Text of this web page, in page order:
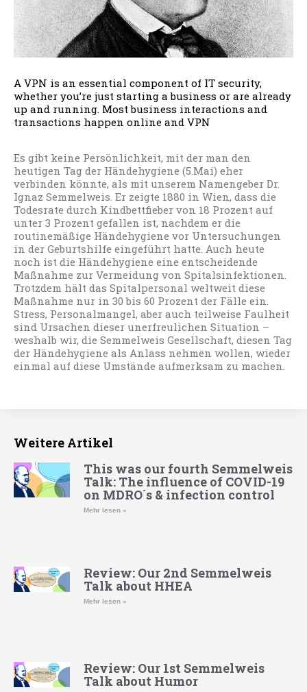
A VPN is an essential component of IT security,
whether you’re just starting a business or are already
up and running. Most business interactions and
transactions happen online and VPN
Es gibt keine Persönlichkeit, mit der man den
heutigen Tag der Händehygiene (5.Mai) eher
verbinden könnte, als mit unserem Namengeber Dr.
Ignaz Semmelweis. Er zeigte 1880 in Wien, dass die
Todesrate durch Kindbettfieber von 18 Prozent auf
unter 3 Prozent gefallen ist, nachdem er die
routinemäßige Händehygiene vor Untersuchungen
in der Geburtshilfe eingeführt hatte. Auch heute
noch ist die Händehygiene eine entscheidende
Maßnahme zur Vermeidung von Spitalsinfektionen.
Trotzdem hält das Spitalpersonal weltweit diese
Maßnahme nur in 30 bis 60 Prozent der Fälle ein.
Stress, Personalmangel, aber auch teilweise Faulheit
sind Ursachen dieser unerfreulichen Situation –
weshalb wir, die Semmelweis Gesellschaft, diesen Tag
der Händehygiene als Anlass nehmen wollen, wieder
einmal auf diese Umstände aufmerksam zu machen.
Weitere Artikel
This was our fourth Semmelweis
Talk: The influence of COVID-19
on MDRO´s & infection control
Mehr lesen »
Review: Our 2nd Semmelweis
Talk about HHEA
Mehr lesen »
Review: Our 1st Semmelweis
Talk about Humor